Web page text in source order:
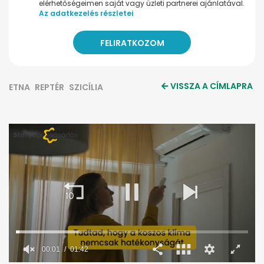
elérhetőségeimen saját vagy üzleti partnerei ajánlatával.
Az adatkezelés részletei
ETNA REPTÉR SZICÍLIA VISSZA A CÍMLAPRA